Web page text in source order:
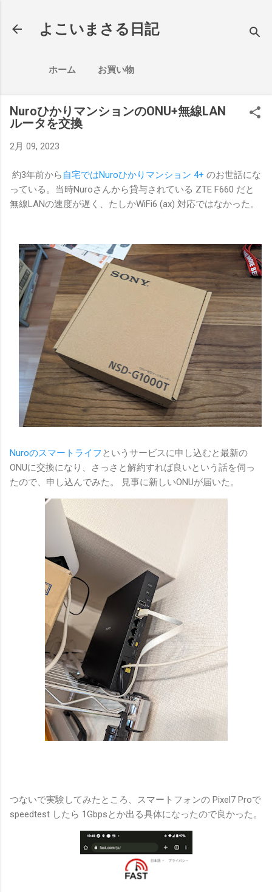
よこいまさる日記
ホーム お買い物
NuroひかりマンションのONU+無線LAN
ルータを交換
2月 09, 2023
約3年前から 自宅ではNuroひかりマンション 4+ のお世話にな
っている。当時Nuroさんから貸与されている ZTE F660 だと
無線LANの速度が遅く、たしかWiFi6 (ax) 対応ではなかった。
Nuroのスマートライフ というサービスに申し込むと最新の
ONUに交換になり、さっさと解約すれば良いという話を伺っ
たので、申し込んでみた。 見事に新しいONUが届いた。
つないで実験してみたところ、スマートフォンの Pixel7 Proで
speedtest したら 1Gbpsとか出る具体になったので良かった。